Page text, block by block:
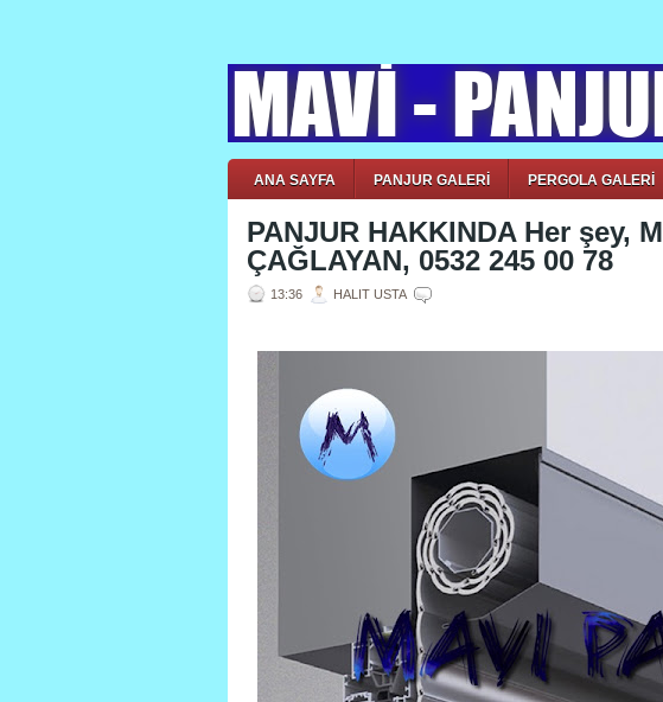
ANA SAYFA PANJUR GALERİ PERGOLA GALERİ
PANJUR HAKKINDA Her şey,
ÇAĞLAYAN, 0532 245 00 78
13:36 HALIT USTA